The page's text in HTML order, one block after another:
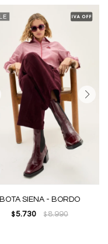
BOTA SIENA - BORDO
$ 5.730 $8.990